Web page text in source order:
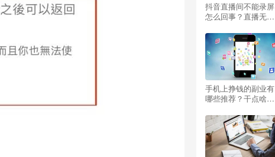
抖音直播间不能录屏
怎么回事？直播无法
手机上挣钱的副业有
哪些推荐？干点啥能